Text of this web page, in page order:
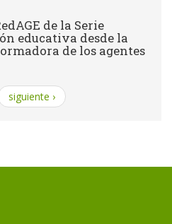
de la Serie
educativa desde la
de los agentes
siguiente ›